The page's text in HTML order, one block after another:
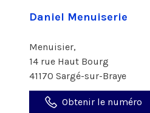
Daniel Menuiserie
Menuisier,
14 rue Haut Bourg
41170 Sargé-sur-Braye
Obtenir le numéro